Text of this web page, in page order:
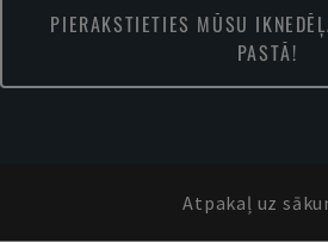
PIERAKSTIETIES MŪSU
PASTĀ!
Atpakaļ uz